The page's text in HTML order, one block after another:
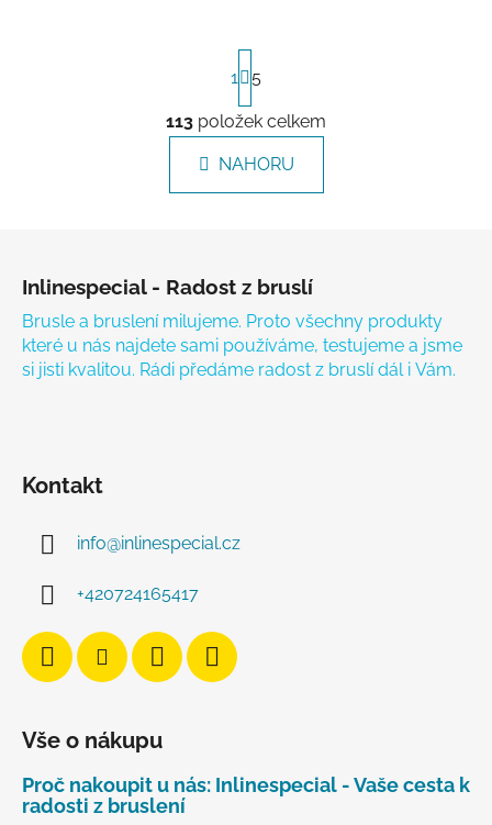
Ovládací prvky výpisu
1 5
113 položek celkem
NAHORU
Inlinespecial - Radost z bruslí
Brusle a bruslení milujeme. Proto všechny produkty
které u nás najdete sami používáme, testujeme a jsme
si jisti kvalitou. Rádi předáme radost z bruslí dál i Vám.
Kontakt
info@inlinespecial.cz
+420724165417
Vše o nákupu
Proč nakoupit u nás: Inlinespecial - Vaše cesta k
radosti z bruslení